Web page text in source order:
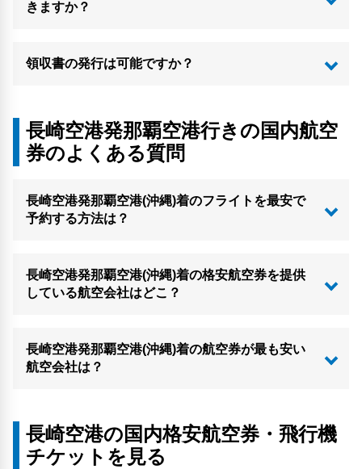
きますか？
領収書の発行は可能ですか？
長崎空港発那覇空港行きの国内航空
券のよくある質問
長崎空港発那覇空港(沖縄)着のフライトを最安で
予約する方法は？
長崎空港発那覇空港(沖縄)着の格安航空券を提供
している航空会社はどこ？
長崎空港発那覇空港(沖縄)着の航空券が最も安い
航空会社は？
長崎空港の国内格安航空券・飛行機
チケットを見る